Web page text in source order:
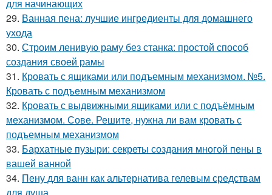
для начинающих
29. Ванная пена: лучшие ингредиенты для домашнего
ухода
30. Строим ленивую раму без станка: простой способ
создания своей рамы
31. Кровать с ящиками или подъемным механизмом. №5.
Кровать с подъемным механизмом
32. Кровать с выдвижными ящиками или с подъёмным
механизмом. Сове. Решите, нужна ли вам кровать с
подъемным механизмом
33. Бархатные пузыри: секреты создания многой пены в
вашей ванной
34. Пену для ванн как альтернатива гелевым средствам
для душа